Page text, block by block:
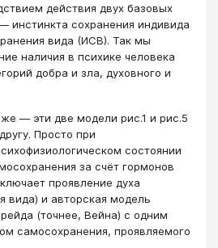
действия двух базовых
инстинкта сохранения индивида
вида (ИСВ). Так мы
наличия в психике человека
добра и зла, духовного и
― эти две модели рис.1 и рис.5
Просто при
состоянии
за счёт гормонов
проявление духа
вида) и авторская модель
(точнее, Вейна) с одним
самосохранения, проявляемого